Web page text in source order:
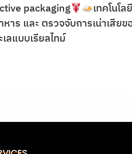
packaging
เทคโนโ
หาร และ ตรวจจับการเน่าเสีย
เลแบบเรียลไทม์